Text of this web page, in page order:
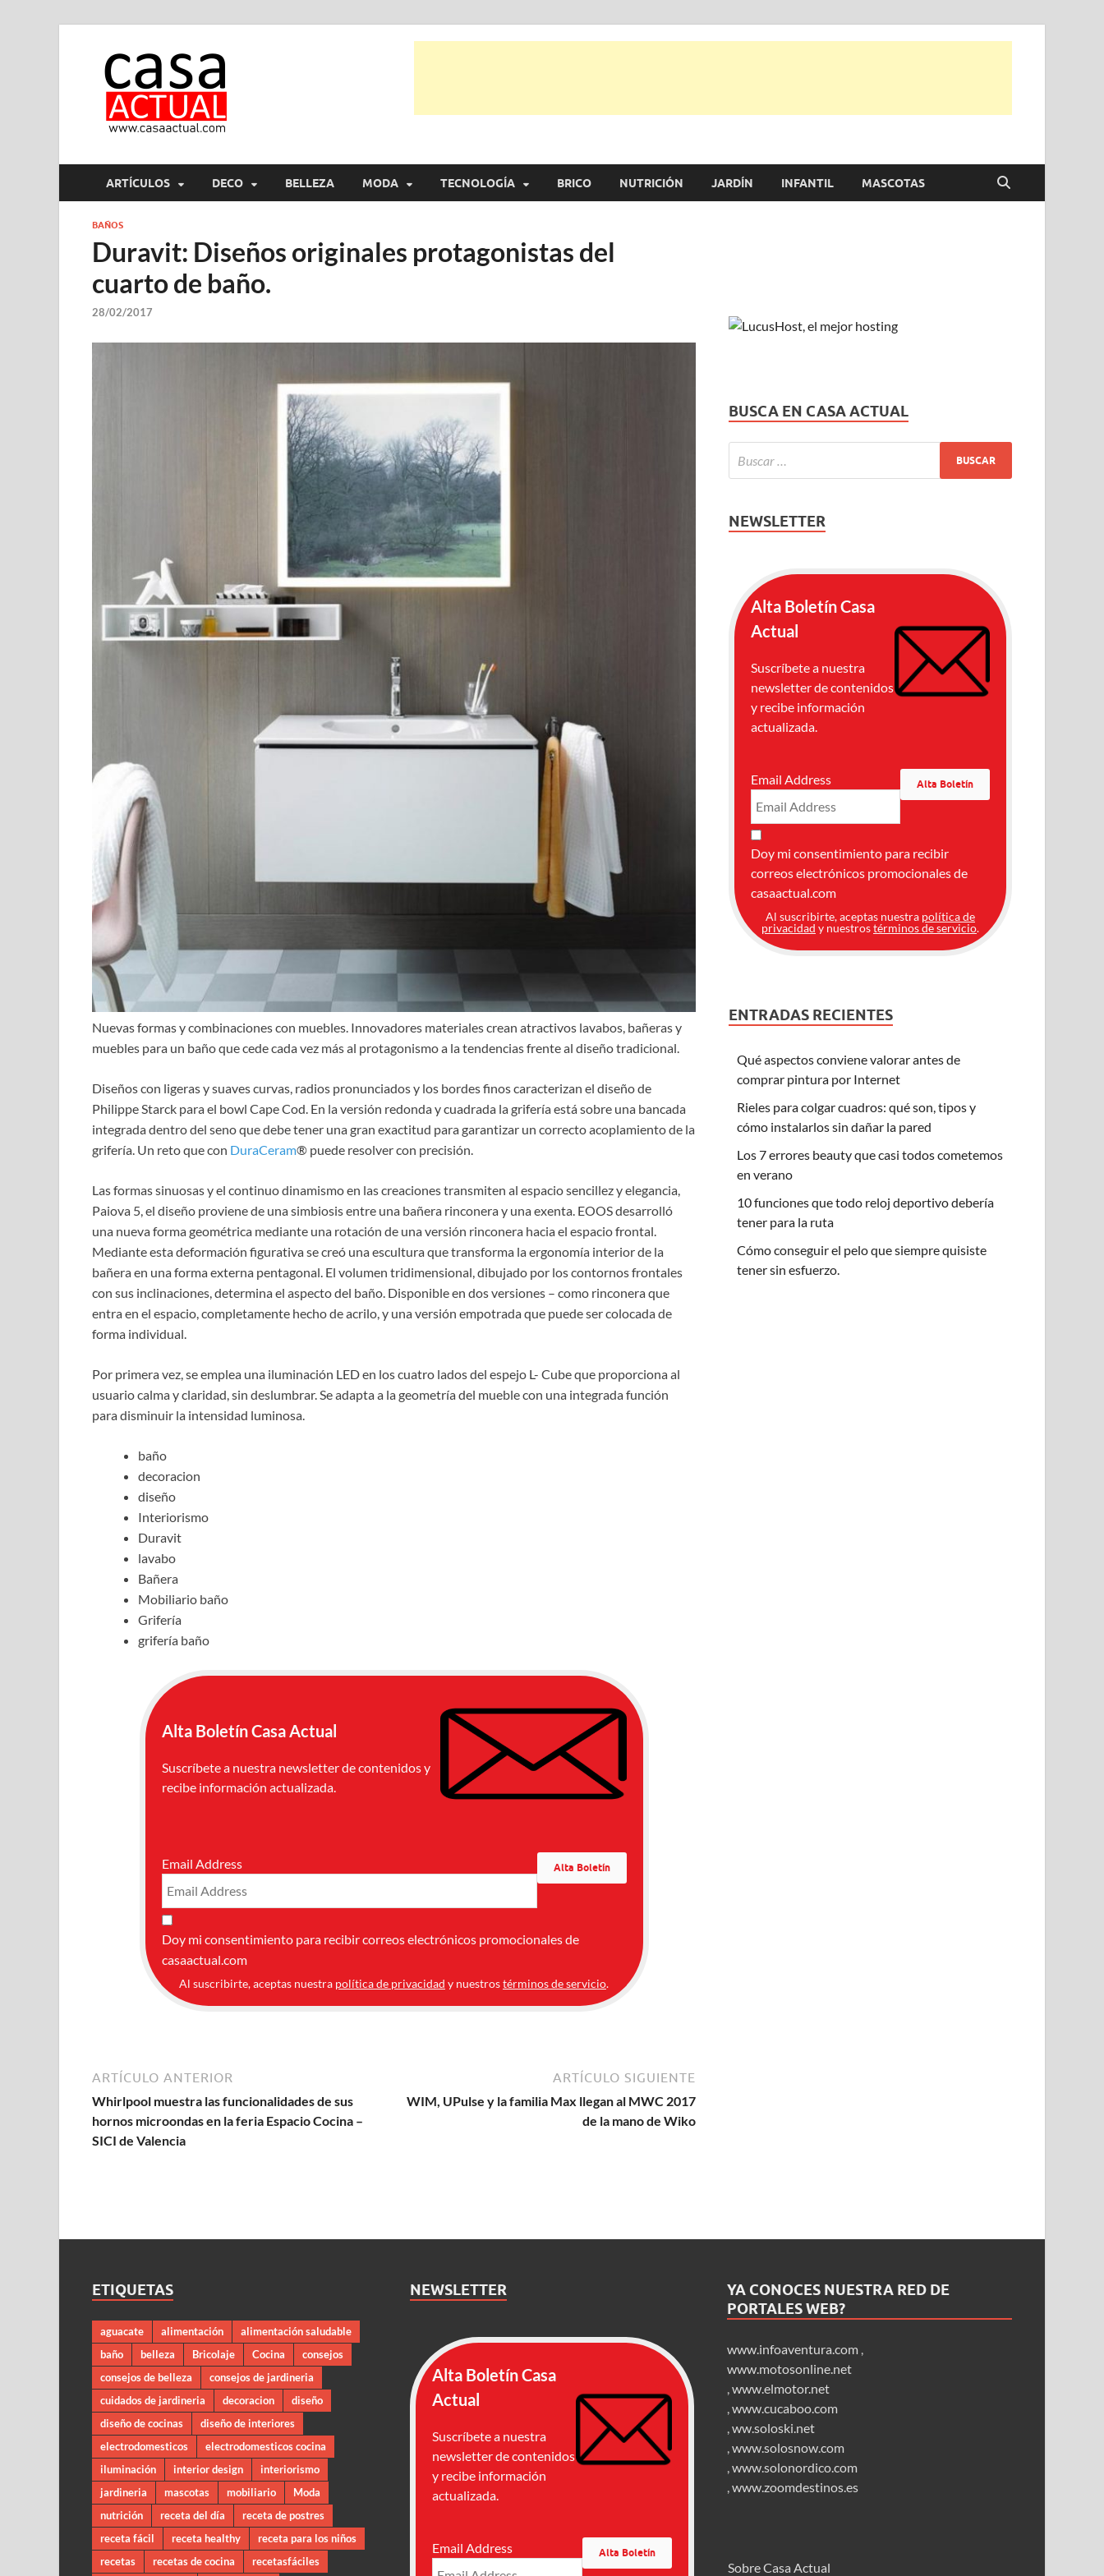
ARTÍCULOS DECO BELLEZA MODA TECNOLOGÍA BRICO NUTRICIÓN JARDÍN INFANTIL MASCOTAS
BAÑOS
Duravit: Diseños originales protagonistas del
cuarto de baño.
28/02/2017
Nuevas formas y combinaciones con muebles. Innovadores materiales crean atractivos lavabos, bañeras y
muebles para un baño que cede cada vez más al protagonismo a la tendencias frente al diseño tradicional.
Diseños con ligeras y suaves curvas, radios pronunciados y los bordes finos caracterizan el diseño de
Philippe Starck para el bowl Cape Cod. En la versión redonda y cuadrada la grifería está sobre una bancada
integrada dentro del seno que debe tener una gran exactitud para garantizar un correcto acoplamiento de la
grifería. Un reto que con DuraCeram® puede resolver con precisión.
Las formas sinuosas y el continuo dinamismo en las creaciones transmiten al espacio sencillez y elegancia,
Paiova 5, el diseño proviene de una simbiosis entre una bañera rinconera y una exenta. EOOS desarrolló
una nueva forma geométrica mediante una rotación de una versión rinconera hacia el espacio frontal.
Mediante esta deformación figurativa se creó una escultura que transforma la ergonomía interior de la
bañera en una forma externa pentagonal. El volumen tridimensional, dibujado por los contornos frontales
con sus inclinaciones, determina el aspecto del baño. Disponible en dos versiones – como rinconera que
entra en el espacio, completamente hecho de acrilo, y una versión empotrada que puede ser colocada de
forma individual.
Por primera vez, se emplea una iluminación LED en los cuatro lados del espejo L- Cube que proporciona al
usuario calma y claridad, sin deslumbrar. Se adapta a la geometría del mueble con una integrada función
para disminuir la intensidad luminosa.
baño
decoracion
diseño
Interiorismo
Duravit
lavabo
Bañera
Mobiliario baño
Grifería
grifería baño
Alta Boletín Casa Actual
Suscríbete a nuestra newsletter de contenidos y
recibe información actualizada.
Email Address
Doy mi consentimiento para recibir correos electrónicos promocionales de
casaactual.com
Al suscribirte, aceptas nuestra política de privacidad y nuestrostérminos de servicio.
ARTÍCULO ANTERIOR
Whirlpool muestra las funcionalidades de sus
hornos microondas en la feria Espacio Cocina –
SICI de Valencia
ARTÍCULO SIGUIENTE
WIM, UPulse y la familia Max llegan al MWC 2017
de la mano de Wiko
BUSCA EN CASA ACTUAL
NEWSLETTER
Alta Boletín Casa
Actual
Suscríbete a nuestra
newsletter de contenidos
y recibe información
actualizada.
Email Address
Doy mi consentimiento para recibir
correos electrónicos promocionales de
casaactual.com
Al suscribirte, aceptas nuestra política de
privacidad y nuestrostérminos de servicio.
ENTRADAS RECIENTES
Qué aspectos conviene valorar antes de
comprar pintura por Internet
Rieles para colgar cuadros: qué son, tipos y
cómo instalarlos sin dañar la pared
Los 7 errores beauty que casi todos cometemos
en verano
10 funciones que todo reloj deportivo debería
tener para la ruta
Cómo conseguir el pelo que siempre quisiste
tener sin esfuerzo.
ETIQUETAS
aguacate alimentación
alimentación saludable
baño
belleza Bricolaje Cocina
consejos
consejos de belleza
consejos de jardineria
cuidados de jardineria
decoracion
diseño
diseño de cocinas
diseño de interiores
electrodomesticos
electrodomesticos cocina
iluminación
interior design
interiorismo
jardineria
mascotas mobiliario
Moda
nutrición
receta del día
receta de postres
receta fácil
receta healthy
receta para los niños
recetas
recetas de cocina recetasfáciles
NEWSLETTER
Alta Boletín Casa
Actual
Suscríbete a nuestra
newsletter de contenidos
y recibe información
actualizada.
Email Address
YA CONOCES NUESTRA RED DE
PORTALES WEB?
www.infoaventura.com ,
www.motosonline.net
,www.elmotor.net
,www.cucaboo.com
,ww.soloski.net
,www.solosnow.com
,www.solonordico.com
,www.zoomdestinos.es
Sobre Casa Actual